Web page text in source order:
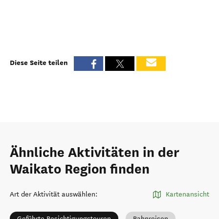
Diese Seite teilen
Ähnliche Aktivitäten in der
Waikato Region finden
Art der Aktivität auswählen: Kartenansicht